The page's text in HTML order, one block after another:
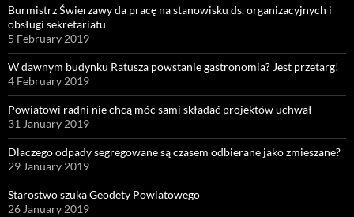
Burmistrz Świerzawy da pracę na stanowisku ds. organizacyjnych i
obsługi sekretariatu
5 February 2019
W dawnym budynku Ratusza powstanie gastronomia? Jest przetarg!
4 February 2019
Powiatowi radni nie chcą móc sami składać projektów uchwał
31 January 2019
Dlaczego odpady segregowane są czasem odbierane jako zmieszane?
29 January 2019
Starostwo szuka Geodety Powiatowego
26 January 2019